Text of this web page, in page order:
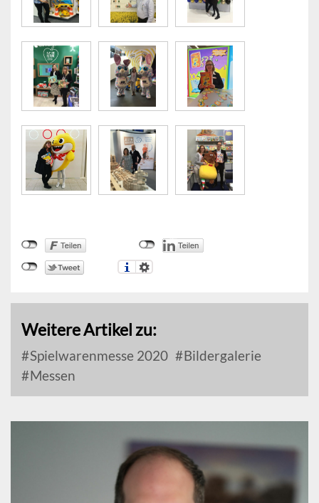
Weitere Artikel zu:
Spielwarenmesse 2020
Bildergalerie
Messen